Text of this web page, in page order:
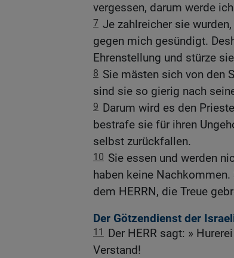
vergessen, darum werde
7 Je zahlreicher sie
gegen mich gesündigt.
Ehrenstellung und stürze
8 Sie mästen sich von den
sind sie so gierig nach
9 Darum wird es den
bestrafe sie für ihren
selbst zurückfallen.
10 Sie essen und werden
haben keine
dem HERRN, die Treue
Der Götzendienst der
11
Der HERR sagt: »
Verstand!